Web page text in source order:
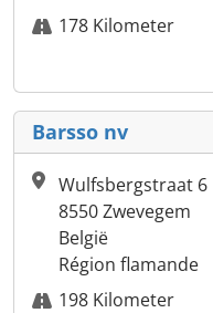
178 Kilometer
Barsso nv
Wulfsbergstraat 6
8550 Zwevegem
België
Région flamande
198 Kilometer